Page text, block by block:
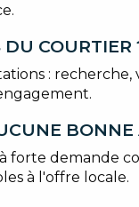
COURTIER
: recherche,
BONNE
forte demande
à l'offre locale.